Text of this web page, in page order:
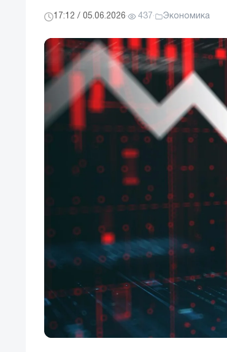
17:12 / 05.06.2026· 437 · Экономика